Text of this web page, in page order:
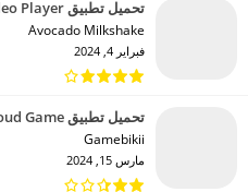
تحميل تطبيق Provid Video Player مهكر للاندرويد 2024
Avocado Milkshake‏
فبراير 4, 2024
تحميل تطبيق Bikii Cloud Game مهكر للاندرويد 2024
Gamebikii‏
مارس 15, 2024